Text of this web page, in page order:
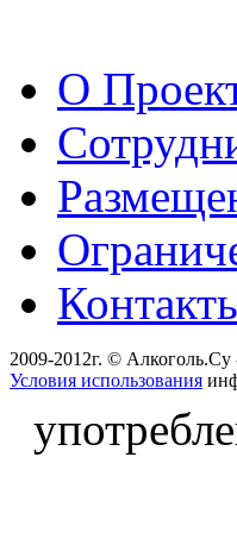
О
2009-2012г. ©
Условия использования